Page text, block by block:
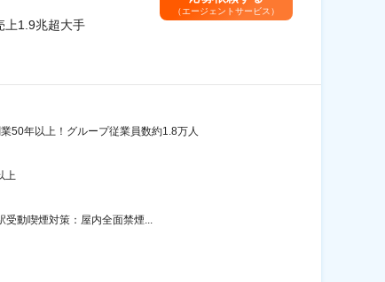
上1.9兆超大手
（エージェントサービス）
50年以上！グループ従業員数約1.8万人
上
動喫煙対策：屋内全面禁煙...